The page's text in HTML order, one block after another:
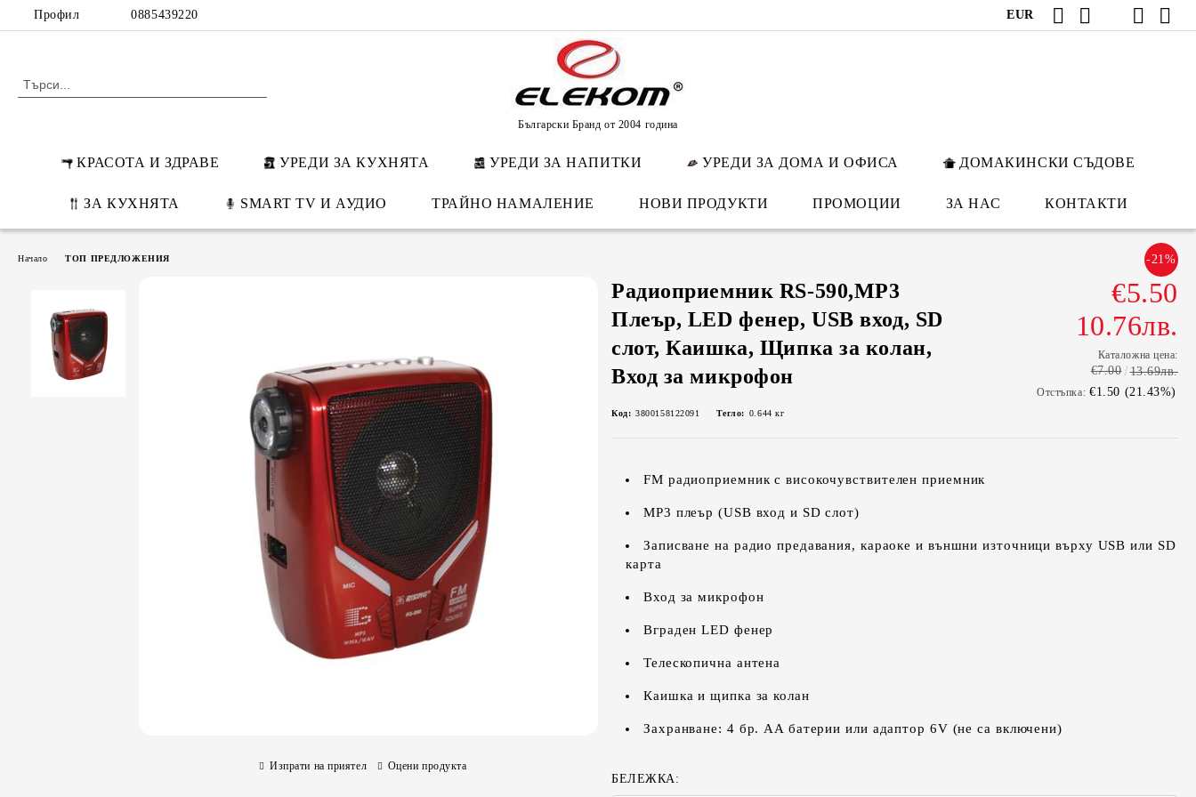
Профил 0885439220 EUR
Български Бранд от 2004 година
КРАСОТА И ЗДРАВЕ УРЕДИ ЗА КУХНЯТА УРЕДИ ЗА НАПИТКИ УРЕДИ ЗА ДОМА И ОФИСА ДОМАКИНСКИ СЪДОВЕ
ЗА КУХНЯТА SMART TV И АУДИО ТРАЙНО НАМАЛЕНИЕ НОВИ ПРОДУКТИ ПРОМОЦИИ ЗА НАС КОНТАКТИ
Начало ТОП ПРЕДЛОЖЕНИЯ
Радиоприемник RS-590,MP3
Плеър, LED фенер, USB вход, SD
слот, Каишка, Щипка за колан,
Вход за микрофон
-21%
€5.50
10.76лв.
Каталожна цена:
€7.00 13.69лв.
Отстъпка: €1.50 (21.43%)
Код: 3800158122091 Тегло: 0.644 кг
FM радиоприемник с високочувствителен приемник
MP3 плеър (USB вход и SD слот)
Записване на радио предавания, караоке и външни източници върху USB или SD
карта
Вход за микрофон
Вграден LED фенер
Телескопична антена
Каишка и щипка за колан
Захранване: 4 бр. AA батерии или адаптор 6V (не са включени)
БЕЛЕЖКА:
Изпрати на приятел Оцени продукта